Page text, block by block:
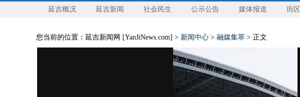
延吉概况 延吉新闻 社会民生 公示公告 媒体报道 街
您当前的位置：延吉新闻网 [YanJiNews.com] > 新闻中心 > 融媒集萃 > 正文